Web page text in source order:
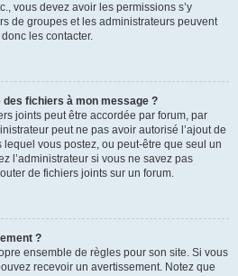
vous devez avoir les permissions s’y
de groupes et les administrateurs peuvent
les contacter.
des fichiers à mon message ?
joints peut être accordée par forum, par
peut ne pas avoir autorisé l’ajout de
vous postez, ou peut-être que seul un
l’administrateur si vous ne savez pas
de fichiers joints sur un forum.
?
ensemble de règles pour son site. Si vous
recevoir un avertissement. Notez que